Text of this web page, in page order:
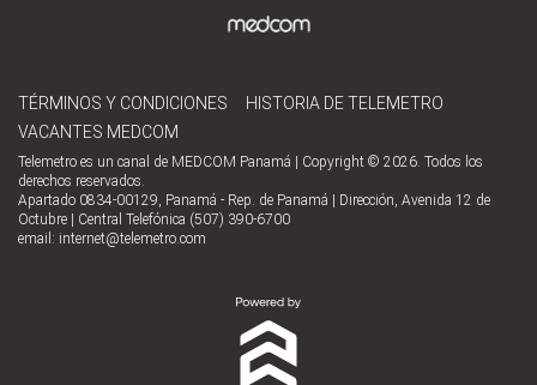
TÉRMINOS Y CONDICIONES
HISTORIA DE TELEMETRO
VACANTES MEDCOM
Telemetro es un canal de MEDCOM Panamá | Copyright © 2026. Todos los
derechos reservados.
Apartado 0834-00129, Panamá - Rep. de Panamá | Dirección, Avenida 12 de
Octubre | Central Telefónica (507) 390-6700
email: internet@telemetro.com